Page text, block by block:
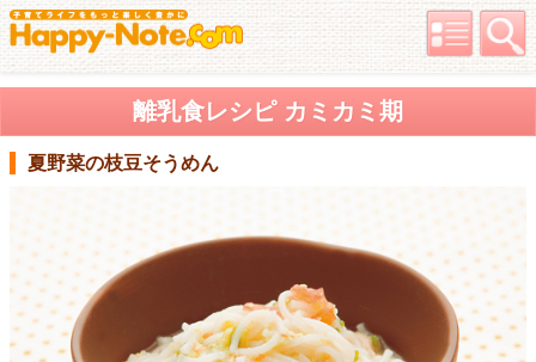
離乳食レシピ カミカミ期
夏野菜の枝豆そうめん